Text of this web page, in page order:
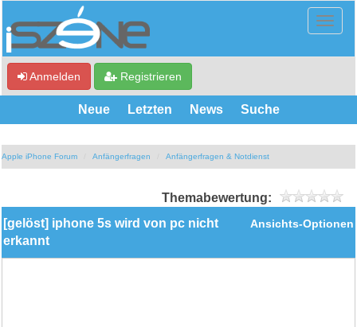
Anmelden Registrieren
Neue Letzten News Suche
Apple iPhone Forum Anfängerfragen Anfängerfragen & Notdienst
Themabewertung:
Ansichts-Optionen
[gelöst] iphone 5s wird von pc nicht
erkannt